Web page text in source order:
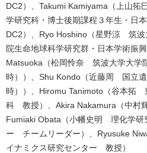
DC2）、Takumi Kamiyama（上山
学研究科・博士後期課程３年生・日
DC2）、Ryo Hoshino（星野涼 筑波
院生命地球科学研究群・日本学術振
Matsuoka（松岡怜奈 筑波大学大学
時））、Shu Kondo（近藤周 国立
時））、Hiromu Tanimoto（谷本拓
科 教授）、Akira Nakamura（中村
Fumiaki Obata（小幡史明 理化学研
ー チームリーダー）、Ryusuke
イナミクス研究センター 教授）